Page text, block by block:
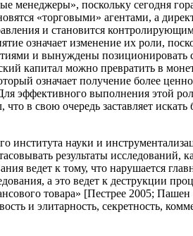
менеджеры», поскольку сегодня
«торговыми» агентами, а
и становится
означает изменение их роли,
и вынуждены позиционировать
капитал можно превратить в
означает получение более
эффективного выполнения этой
в свою очередь заставляет
института науки и
результаты
ведет к тому, что нарушается
а это ведет к деструкции
товара» [Пестрее 2005;
и элитарность, секретность,